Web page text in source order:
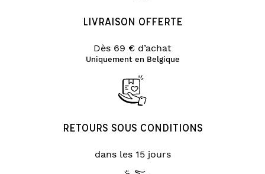
LIVRAISON OFFERTE
Dès 69 € d’achat
Uniquement en Belgique
RETOURS SOUS CONDITIONS
dans les 15 jours